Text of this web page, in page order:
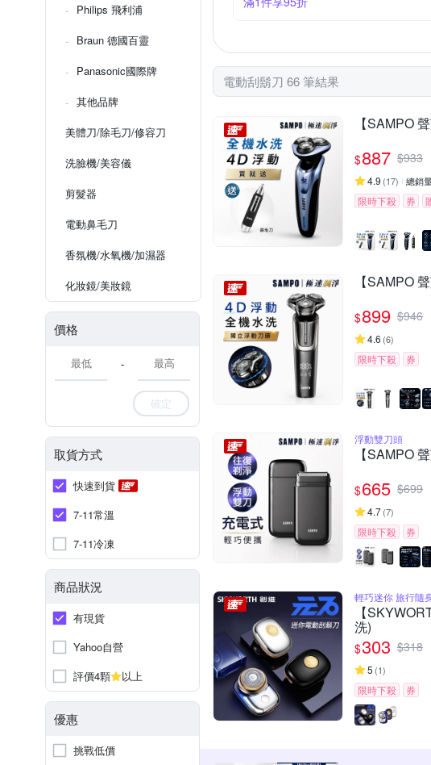
Philips 飛利浦
Braun 德國百靈
Panasonic國際牌
其他品牌
美體刀/除毛刀/修容刀
洗臉機/美容儀
剪髮器
電動鼻毛刀
香氛機/水氧機/加濕器
化妝鏡/美妝鏡
價格
-
確定
取貨方式
快速到貨
7-11常溫
7-11冷凍
商品狀況
有現貨
Yahoo自營
評價4顆
以上
優惠
挑戰低價
電動刮鬍刀 66 筆結果
【SAMPO
$887 $933
4.9 (17) 總銷
限時下殺 券
【SAMPO
$899 $946
4.6 (6)
限時下殺 券
浮動雙刀頭
【SAMPO
$665 $699
4.7(7)
限時下殺 券
輕巧迷你 旅行隨
【
洗)
$303 $318
5 (1)
限時下殺 券